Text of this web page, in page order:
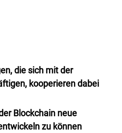
die sich mit der
kooperieren dabei
Blockchain neue
zu können